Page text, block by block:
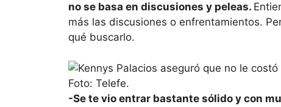
no se basa en discusiones y peleas.
más las discusiones o enfrentamientos.
qué buscarlo.
-Se te vio entrar bastante sólido y con